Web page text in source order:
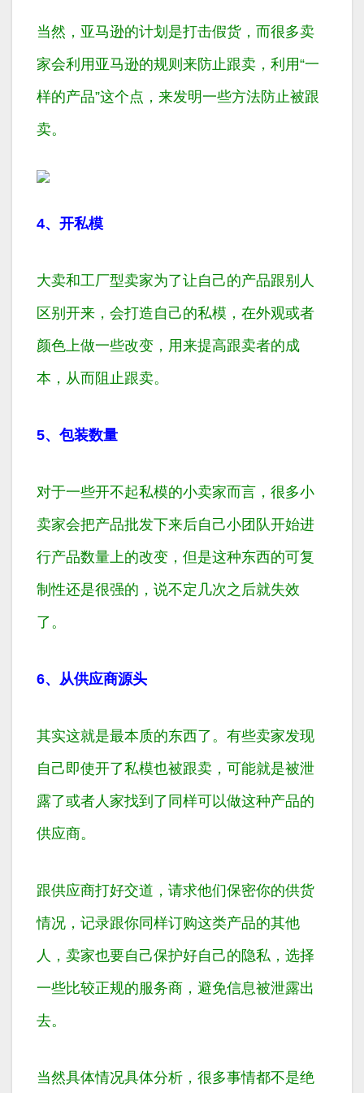
当然，亚马逊的计划是打击假货，而很多卖
家会利用亚马逊的规则来防止跟卖，利用“一
样的产品”这个点，来发明一些方法防止被跟
卖。
4、开私模
大卖和工厂型卖家为了让自己的产品跟别人
区别开来，会打造自己的私模，在外观或者
颜色上做一些改变，用来提高跟卖者的成
本，从而阻止跟卖。
5、包装数量
对于一些开不起私模的小卖家而言，很多小
卖家会把产品批发下来后自己小团队开始进
行产品数量上的改变，但是这种东西的可复
制性还是很强的，说不定几次之后就失效
了。
6、从供应商源头
其实这就是最本质的东西了。有些卖家发现
自己即使开了私模也被跟卖，可能就是被泄
露了或者人家找到了同样可以做这种产品的
供应商。
跟供应商打好交道，请求他们保密你的供货
情况，记录跟你同样订购这类产品的其他
人，卖家也要自己保护好自己的隐私，选择
一些比较正规的服务商，避免信息被泄露出
去。
当然具体情况具体分析，很多事情都不是绝